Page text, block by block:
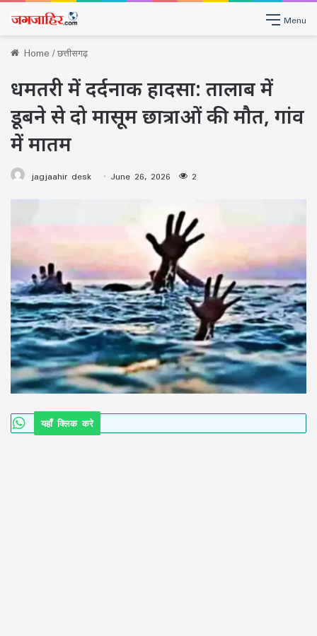
Menu
Home/छत्तीसगढ़
धमतरी में दर्दनाक हादसा: तालाब में
डूबने से दो मासूम छात्राओं की मौत, गांव
में मातम
jagjaahir desk June 26, 2026 2
यहाँ क्लिक करे